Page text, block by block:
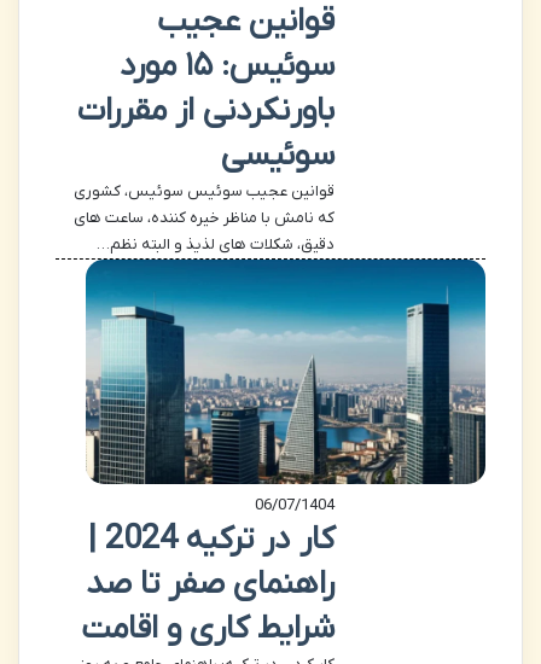
قوانین عجیب
سوئیس: ۱۵ مورد
باورنکردنی از مقررات
سوئیسی
قوانین عجیب سوئیس سوئیس، کشوری
که نامش با مناظر خیره کننده، ساعت های
دقیق، شکلات های لذیذ و البته نظم…
06/07/1404
راهنمای صفر تا صد
شرایط کاری و اقامت